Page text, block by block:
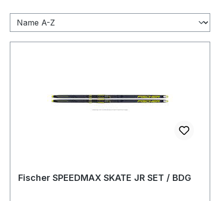
Fischer SPEEDMAX SKATE JR SET / BDG